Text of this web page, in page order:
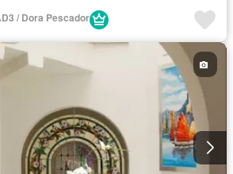
/ Dora Pescador